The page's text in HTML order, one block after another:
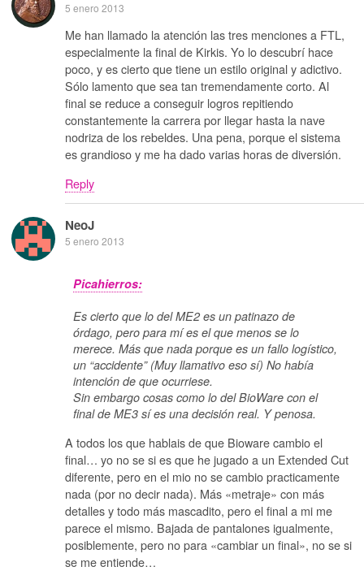
5 enero 2013
Me han llamado la atención las tres menciones a FTL,
especialmente la final de Kirkis. Yo lo descubrí hace
poco, y es cierto que tiene un estilo original y adictivo.
Sólo lamento que sea tan tremendamente corto. Al
final se reduce a conseguir logros repitiendo
constantemente la carrera por llegar hasta la nave
nodriza de los rebeldes. Una pena, porque el sistema
es grandioso y me ha dado varias horas de diversión.
Reply
NeoJ
5 enero 2013
Picahierros:
Es cierto que lo del ME2 es un patinazo de
órdago, pero para mí es el que menos se lo
merece. Más que nada porque es un fallo logístico,
un “accidente” (Muy llamativo eso sí) No había
intención de que ocurriese.
Sin embargo cosas como lo del BioWare con el
final de ME3 sí es una decisión real. Y penosa.
A todos los que hablais de que Bioware cambio el
final… yo no se si es que he jugado a un Extended Cut
diferente, pero en el mio no se cambio practicamente
nada (por no decir nada). Más «metraje» con más
detalles y todo más mascadito, pero el final a mi me
parece el mismo. Bajada de pantalones igualmente,
posiblemente, pero no para «cambiar un final», no se si
se me entiende…